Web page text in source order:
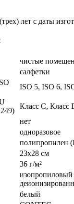
лет с даты
чистые
салфетки
ISO 5, ISO 6,
Класс C, Класс
нет
одноразовое
полипропилен
23х28 см
36 г/м²
изопропиловый
белый